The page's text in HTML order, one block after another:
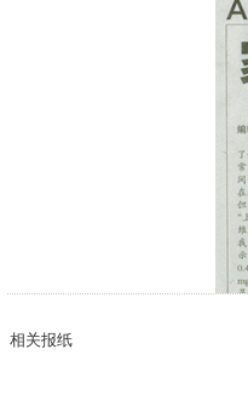
相关报纸